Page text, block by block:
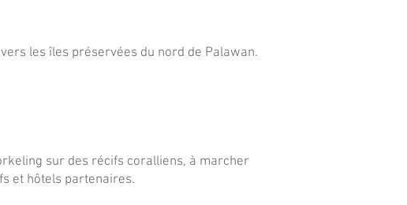
les îles préservées du nord de Palawan.
sur des récifs coralliens, à marcher
et hôtels partenaires.